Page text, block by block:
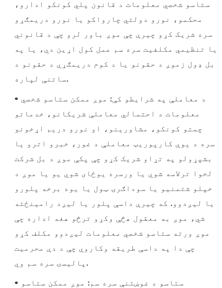
ستاسو شخصي معلومات د قانون پلي کونکو ادارو،
محکمو، نورو دولتي چارواکو یا نورو دریمګړو
سره شریک کړو چیرې چې موږ باور لرو چې د قانوني
یا تنظیمي مکلفیت سره سم عمل کول اړین دي، یا په
بل ډول زموږ د حقونو یا د کوم دریمګړي د حقونو د
ساتنې لپاره.
• د معاملې په شرایطو کې: موږ ممکن ستاسو شخصي
معلومات د احتمالي معاملې شریکانو، خدماتو
چمتو کونکو، مشاورینو، او نورو دریم اړخونو
سره د یوې کارپوریټ معاملې د غور، خبرو اترو یا
بشپړولو په تړاو شریک کړو چې پکې موږ د بل شرکت
لخوا ترلاسه شوي یا ورسره یوځای شوي یو یا موږ د
خپلو شتمنیو یا سوداګرۍ ټول یا یوه برخه پلورو
یا لیږدوو. که چیرې داسې پلور یا لیږد رامینځته
شي، موږ به معقول هڅې وکړو ترڅو هغه اداره چې
موږ ورته ستاسو شخصي معلومات لیږدوو مکلف کړو
چې دا په داسې طریقه وکاروي چې د دې محرمیت
پالیسۍ سره سم وي.
• ستاسو د غوښتنې سره سم: موږ ممکن ستاسو